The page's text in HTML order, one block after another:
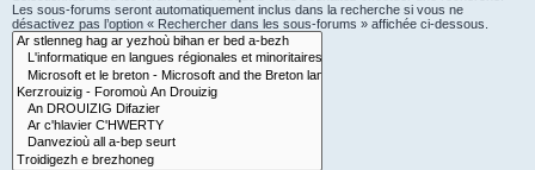
Les sous-forums seront automatiquement inclus dans la recherche si vous ne
désactivez pas l’option « Rechercher dans les sous-forums » affichée ci-dessous.